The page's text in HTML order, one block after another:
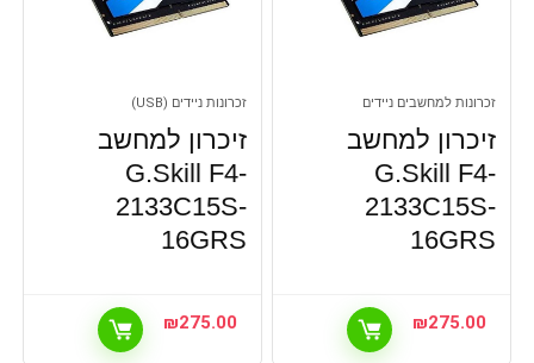
זכרונות למחשבים ניידים
זיכרון למחשב
G.Skill F4-
2133C15S-
16GRS
₪275.00
זכרונות ניידים (USB)
זיכרון למחשב
G.Skill F4-
2133C15S-
16GRS
₪275.00